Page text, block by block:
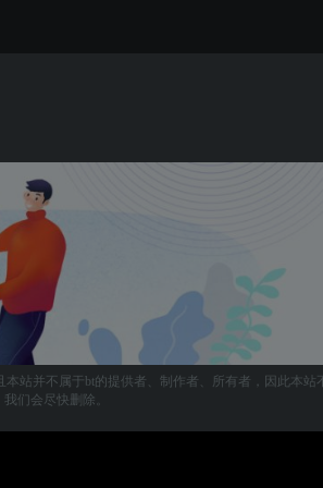
站并不属于bt的提供者、制作者、所有者，因此本站
们会尽快删除。